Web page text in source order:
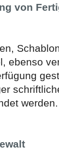
von
ebenso
werden.